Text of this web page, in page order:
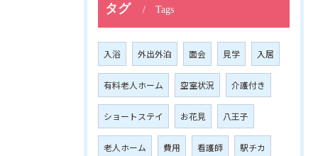
タグ Tags
入浴 外出外泊 面会 見学 入居
有料老人ホーム 空室状況 介護付き
ショートステイ お花見 八王子
老人ホーム 費用 看護師 駅チカ